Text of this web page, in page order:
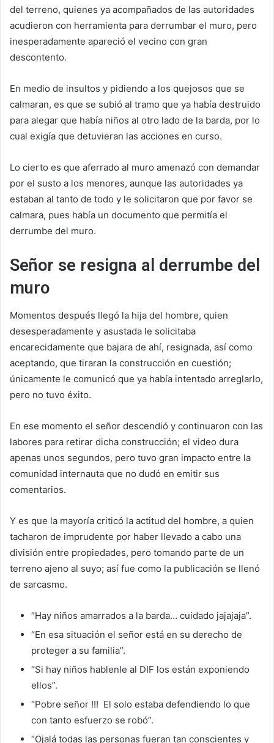
del terreno, quienes ya acompañados de las autoridades
acudieron con herramienta para derrumbar el muro, pero
inesperadamente apareció el vecino con gran
descontento.
En medio de insultos y pidiendo a los quejosos que se
calmaran, es que se subió al tramo que ya había destruido
para alegar que había niños al otro lado de la barda, por lo
cual exigía que detuvieran las acciones en curso.
Lo cierto es que aferrado al muro amenazó con demandar
por el susto a los menores, aunque las autoridades ya
estaban al tanto de todo y le solicitaron que por favor se
calmara, pues había un documento que permitía el
derrumbe del muro.
Señor se resigna al derrumbe del
muro
Momentos después llegó la hija del hombre, quien
desesperadamente y asustada le solicitaba
encarecidamente que bajara de ahí, resignada, así como
aceptando, que tiraran la construcción en cuestión;
únicamente le comunicó que ya había intentado arreglarlo,
pero no tuvo éxito.
En ese momento el señor descendió y continuaron con las
labores para retirar dicha construcción; el video dura
apenas unos segundos, pero tuvo gran impacto entre la
comunidad internauta que no dudó en emitir sus
comentarios.
Y es que la mayoría criticó la actitud del hombre, a quien
tacharon de imprudente por haber llevado a cabo una
división entre propiedades, pero tomando parte de un
terreno ajeno al suyo; así fue como la publicación se llenó
de sarcasmo.
“Hay niños amarrados a la barda… cuidado jajajaja”.
“En esa situación el señor está en su derecho de
proteger a su familia”.
“Si hay niños hablenle al DIF los están exponiendo
ellos”.
“Pobre señor !!! El solo estaba defendiendo lo que
con tanto esfuerzo se robó”.
“Ojalá todas las personas fueran tan conscientes y